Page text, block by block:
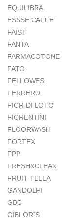
EQUILIBRA
ESSSE CAFFE`
FAIST
FANTA
FARMACOTONE
FATO
FELLOWES
FERRERO
FIOR DI LOTO
FIORENTINI
FLOORWASH
FORTEX
FPP
FRESH&CLEAN
FRUIT-TELLA
GANDOLFI
GBC
GIBLOR`S